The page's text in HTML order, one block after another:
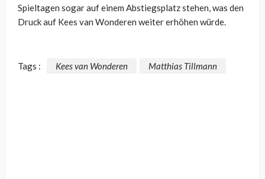
Spieltagen sogar auf einem Abstiegsplatz stehen, was den
Druck auf Kees van Wonderen weiter erhöhen würde.
Tags : Kees van Wonderen Matthias Tillmann